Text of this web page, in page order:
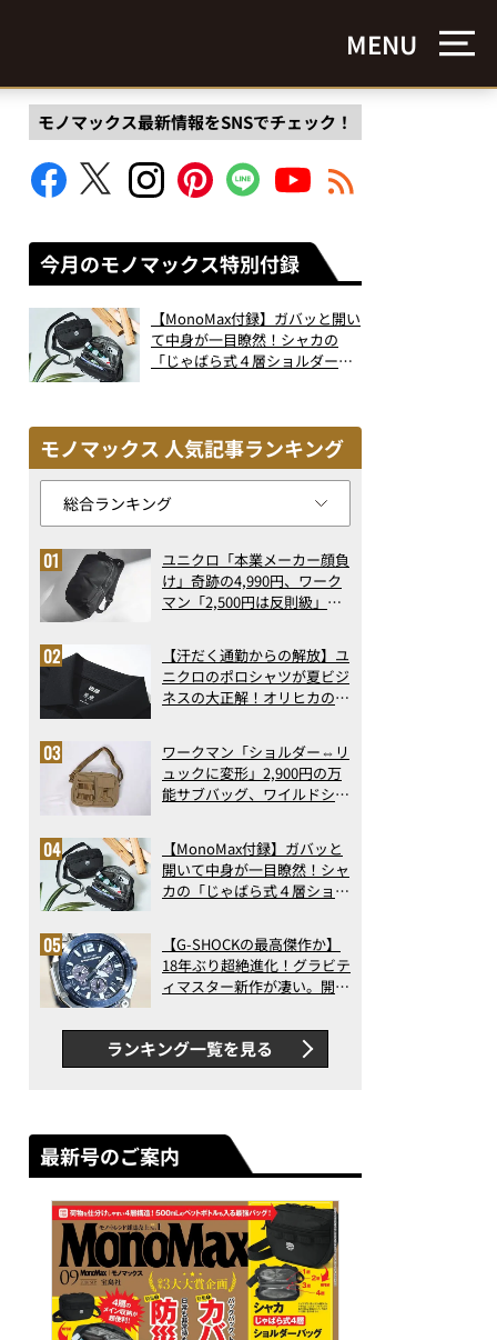
MENU
モノマックス最新情報をSNSでチェック！
今月のモノマックス特別付録
【MonoMax付録】ガバッと開い
て中身が一目瞭然！シャカの
「じゃばら式４層ショルダーバ
モノマックス 人気記事ランキング
ユニクロ「本業メーカー顔負
け」奇跡の4,990円、ワーク
マン「2,500円は反則級」凄
ト3】（2026年6月版）
【汗だく通勤からの解放】ユ
ニクロのポロシャツが夏ビジ
ネスの大正解！オリヒカの透
アの実力
ワークマン「ショルダー⇔リ
ュックに変形」2,900円の万
能サブバッグ、ワイルドシン
記事ランキングベスト3】
（2026年6月版）
【MonoMax付録】ガバッと
開いて中身が一目瞭然！シャ
カの「じゃばら式４層ショル
った！
【G-SHOCKの最高傑作か】
18年ぶり超絶進化！グラビテ
ィマスター新作が凄い。開発
新ムーブメントの衝撃
ランキング一覧を見る
最新号のご案内